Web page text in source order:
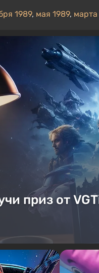
1989, мая 1989, марта
приз от